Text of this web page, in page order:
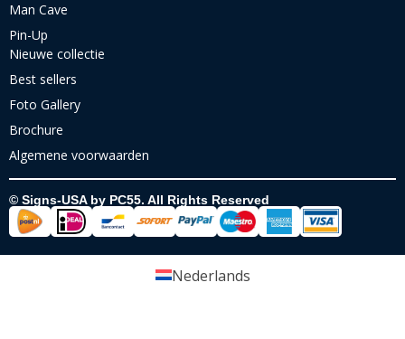
Man Cave
Pin-Up
Nieuwe collectie
Best sellers
Foto Gallery
Brochure
Algemene voorwaarden
© Signs-USA by PC55. All Rights Reserved
Nederlands